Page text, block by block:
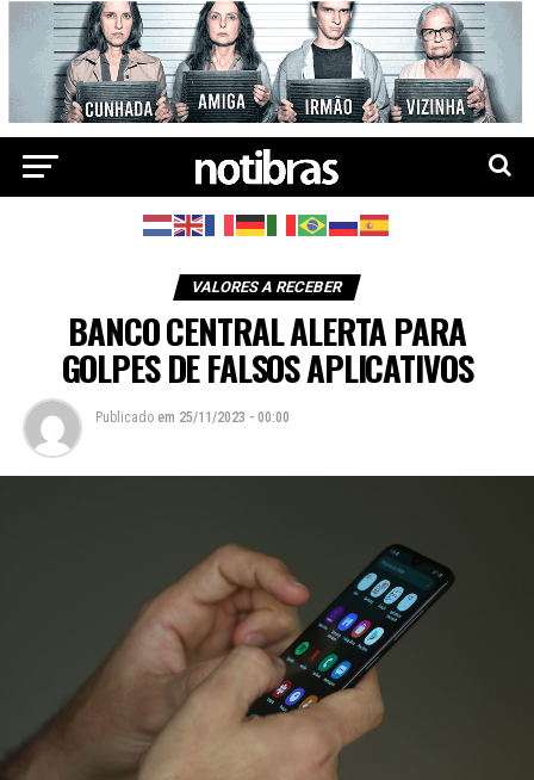
VALORES A RECEBER
BANCO CENTRAL ALERTA PARA
GOLPES DE FALSOS APLICATIVOS
Publicado em 25/11/2023 - 00:00